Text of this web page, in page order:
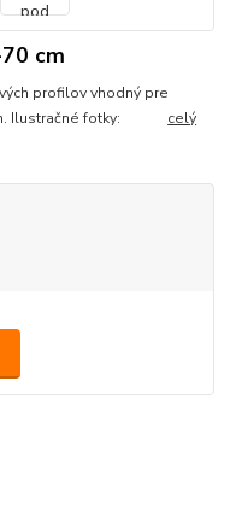
cm
profilov vhodný pre
cm. Ilustračné fotky: celý